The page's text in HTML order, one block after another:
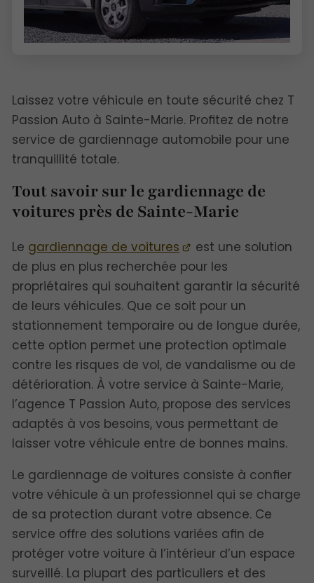
Laissez votre véhicule en toute sécurité chez T
Passion Auto à Sainte-Marie. Profitez de notre
service de gardiennage automobile pour une
tranquillité totale.
Tout savoir sur le gardiennage de
voitures près de Sainte-Marie
Le gardiennage de voitures
est une solution
de plus en plus recherchée pour les
propriétaires qui souhaitent garantir la sécurité
de leurs véhicules. Que ce soit pour un
stationnement temporaire ou de longue durée,
cette option permet une protection optimale
contre les risques de vol, de vandalisme ou de
détérioration. À votre service à Sainte-Marie,
l’agence T Passion Auto, propose des services
adaptés à vos besoins, vous permettant de
laisser votre véhicule entre de bonnes mains.
Le gardiennage de voitures consiste à confier
votre véhicule à un professionnel qui se charge
de sa protection durant votre absence. Ce
service offre des solutions variées afin de
protéger votre voiture à l’intérieur d’un espace
surveillé. La plupart des particuliers et des